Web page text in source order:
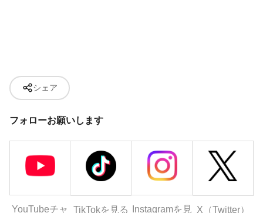
シェア
フォローお願いします
YouTubeチャ
TikTokを見る
Instagramを見 X（Twitter）